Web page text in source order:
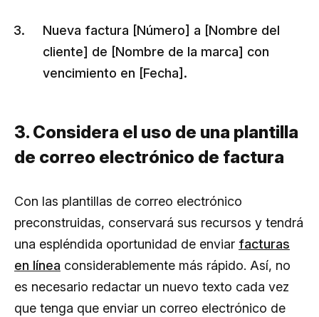
Nueva factura [Número] a [Nombre del
cliente] de [Nombre de la marca] con
vencimiento en [Fecha].
3. Considera el uso de una plantilla
de correo electrónico de factura
Con las plantillas de correo electrónico
preconstruidas, conservará sus recursos y tendrá
una espléndida oportunidad de enviar facturas
en línea considerablemente más rápido. Así, no
es necesario redactar un nuevo texto cada vez
que tenga que enviar un correo electrónico de